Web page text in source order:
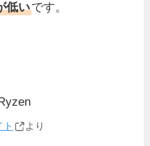
低いです。
ト より